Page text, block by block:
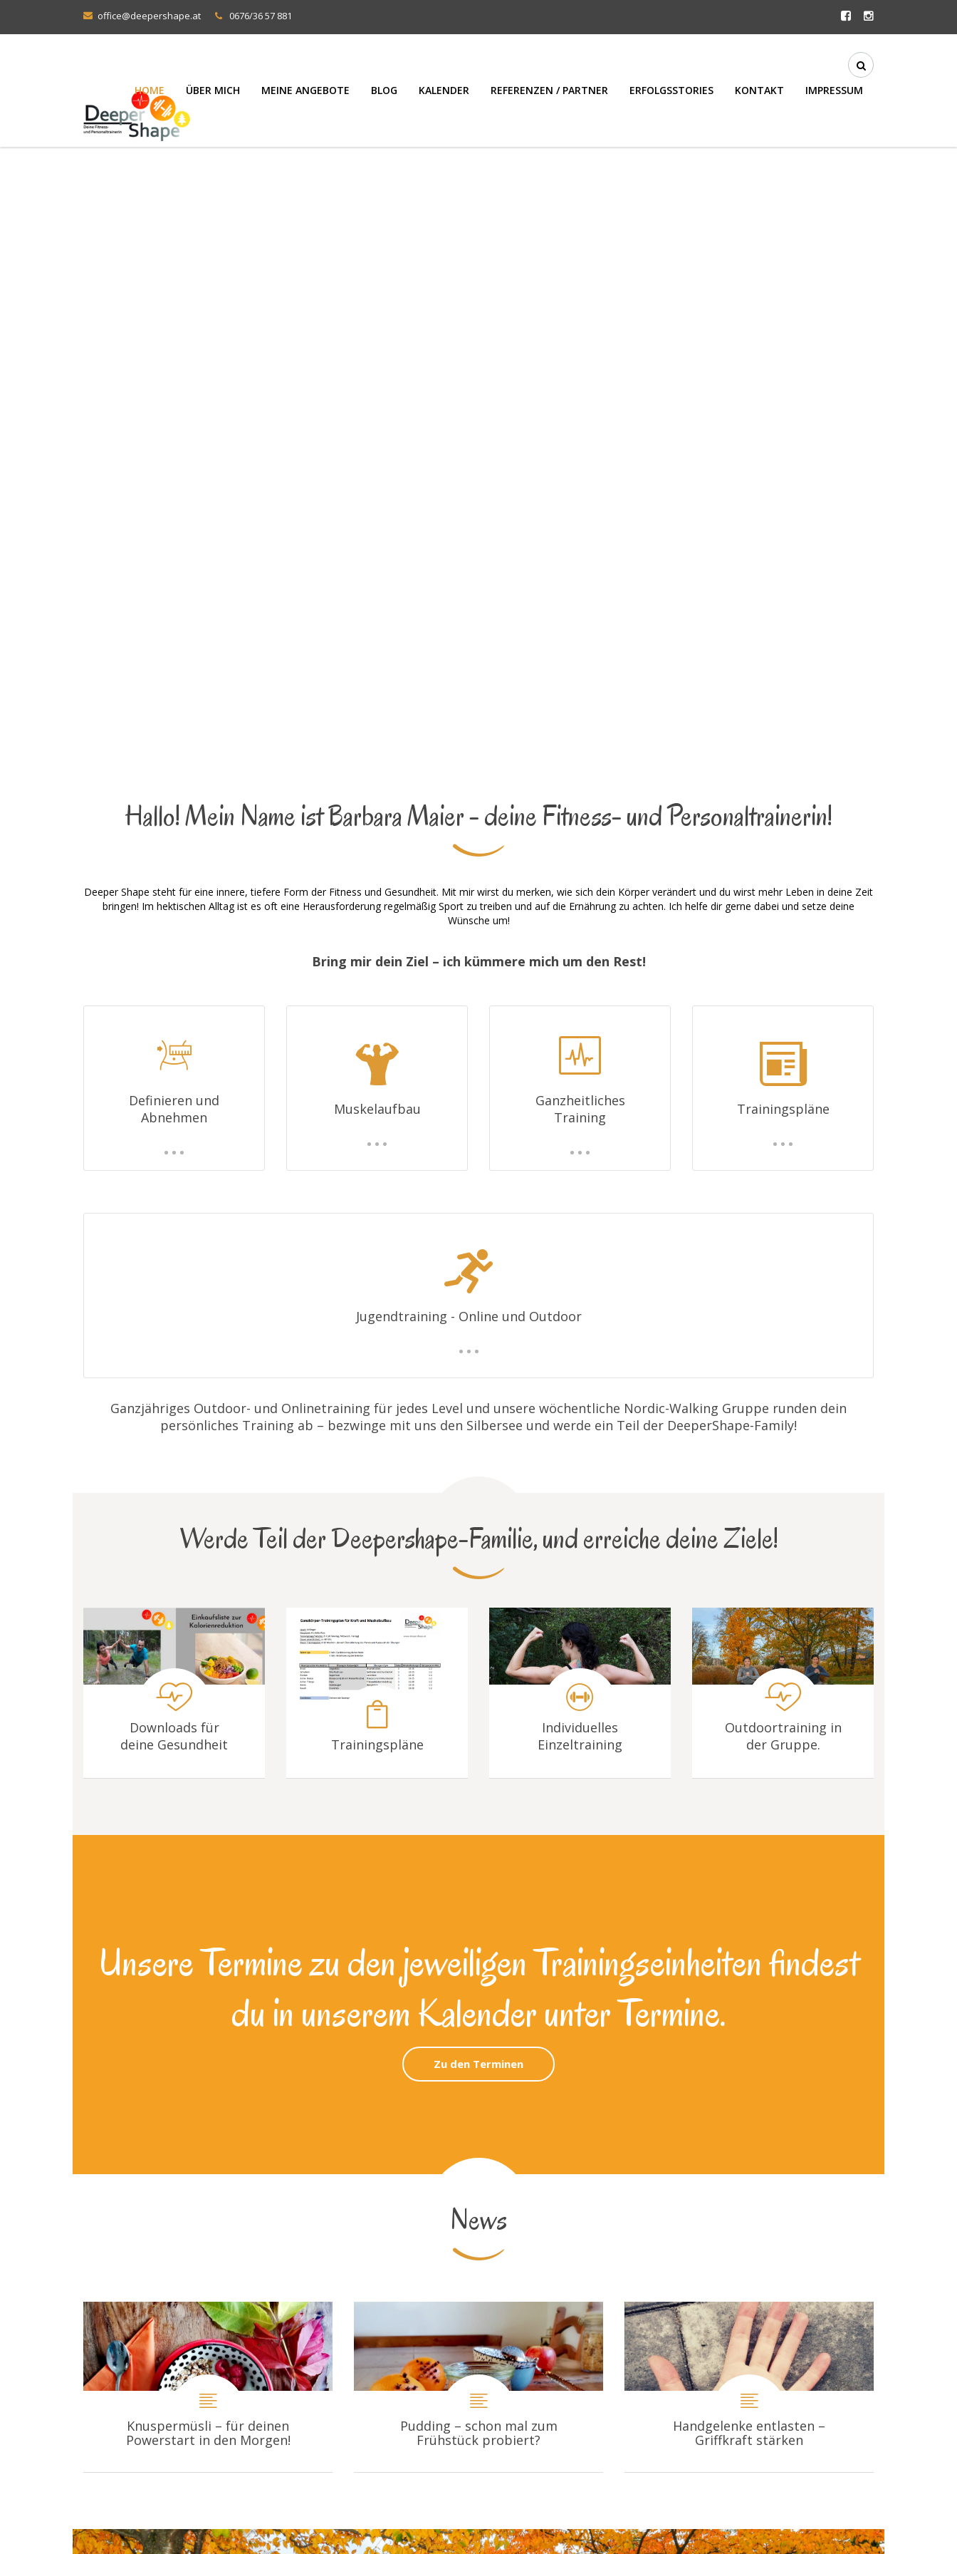
office@deepershape.at 0676/36 57 881
HOME ÜBER MICH MEINE ANGEBOTE BLOG KALENDER REFERENZEN / PARTNER ERFOLGSSTORIES KONTAKT IMPRESSUM
Hallo! Mein Name ist Barbara Maier - deine Fitness- und Personaltrainerin!
Deeper Shape steht für eine innere, tiefere Form der Fitness und Gesundheit. Mit mir wirst du merken, wie sich dein Körper verändert und du wirst mehr Leben in deine Zeit
bringen! Im hektischen Alltag ist es oft eine Herausforderung regelmäßig Sport zu treiben und auf die Ernährung zu achten. Ich helfe dir gerne dabei und setze deine
Wünsche um!
Bring mir dein Ziel – ich kümmere mich um den Rest!
Definieren und
Abnehmen
Muskelaufbau
Ganzheitliches
Training
Trainingspläne
Jugendtraining - Online und Outdoor
Ganzjähriges Outdoor- und Onlinetraining für jedes Level und unsere wöchentliche Nordic-Walking Gruppe runden dein
persönliches Training ab – bezwinge mit uns den Silbersee und werde ein Teil der DeeperShape-Family!
Werde Teil der Deepershape-Familie, und erreiche deine Ziele!
Downloads für
deine Gesundheit
Trainingspläne
Individuelles
Einzeltraining
Outdoortraining in
der Gruppe.
Unsere Termine zu den jeweiligen Trainingseinheiten findest
du in unserem Kalender unter Termine.
Zu den Terminen
News
Knuspermüsli – für deinen
Powerstart in den Morgen!
Pudding – schon mal zum
Frühstück probiert?
Handgelenke entlasten –
Griffkraft stärken